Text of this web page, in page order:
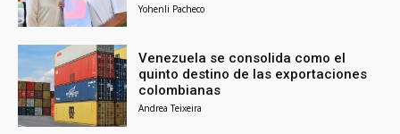
Yohenli Pacheco
Venezuela se consolida como el
quinto destino de las exportaciones
colombianas
Andrea Teixeira